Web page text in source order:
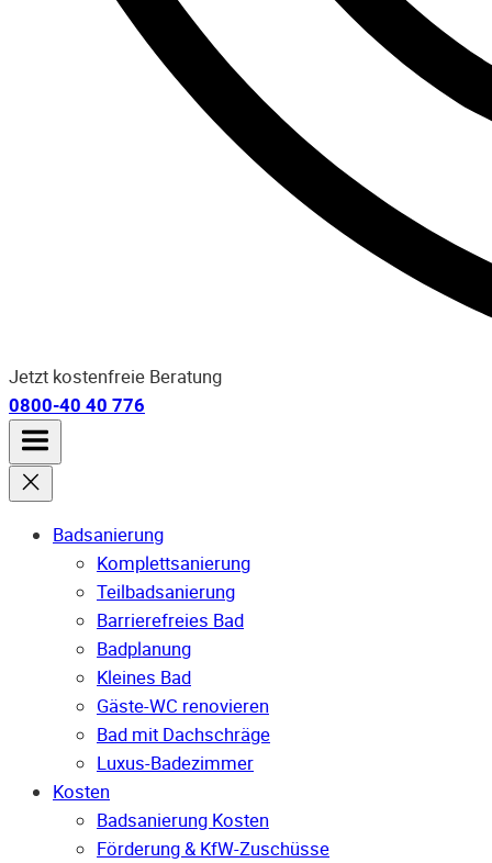
Jetzt kostenfreie Beratung
0800-40 40 776
Badsanierung
Komplettsanierung
Teilbadsanierung
Barrierefreies Bad
Badplanung
Kleines Bad
Gäste-WC renovieren
Bad mit Dachschräge
Luxus-Badezimmer
Kosten
Badsanierung Kosten
Förderung & KfW-Zuschüsse